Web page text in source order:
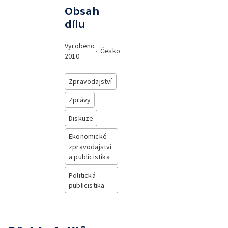
Obsah
dílu
Vyrobeno
2010
• Česko
Zpravodajství
Zprávy
Diskuze
Ekonomické
zpravodajství
a publicistika
Politická
publicistika